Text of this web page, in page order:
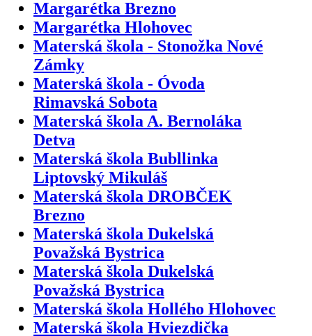
Margarétka Brezno
Margarétka Hlohovec
Materská škola - Stonožka Nové
Zámky
Materská škola - Óvoda
Rimavská Sobota
Materská škola A. Bernoláka
Detva
Materská škola Bubllinka
Liptovský Mikuláš
Materská škola DROBČEK
Brezno
Materská škola Dukelská
Považská Bystrica
Materská škola Dukelská
Považská Bystrica
Materská škola Hollého Hlohovec
Materská škola Hviezdička